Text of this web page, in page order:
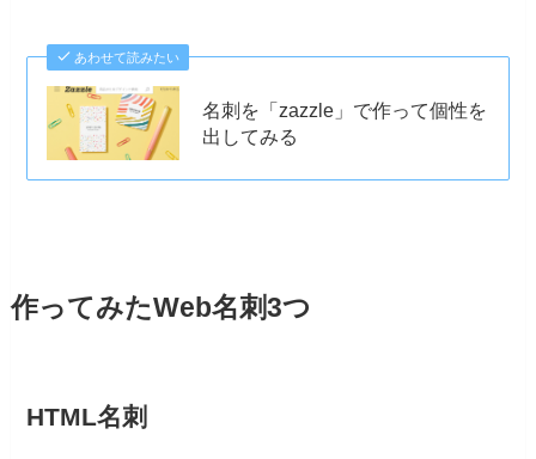
あわせて読みたい
名刺を「zazzle」で作って個性を
出してみる
作ってみたWeb名刺3つ
HTML名刺